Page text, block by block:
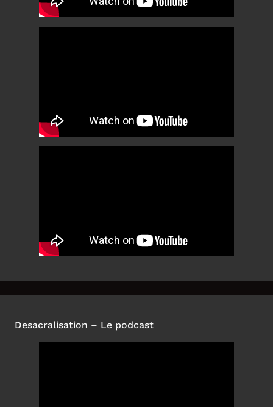
Desacralisation – Le podcast